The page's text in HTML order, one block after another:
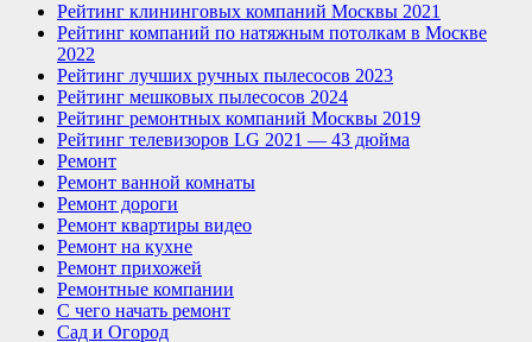
Рейтинг клининговых компаний Москвы 2021
Рейтинг компаний по натяжным потолкам в Москве
2022
Рейтинг лучших ручных пылесосов 2023
Рейтинг мешковых пылесосов 2024
Рейтинг ремонтных компаний Москвы 2019
Рейтинг телевизоров LG 2021 — 43 дюйма
Ремонт
Ремонт ванной комнаты
Ремонт дороги
Ремонт квартиры видео
Ремонт на кухне
Ремонт прихожей
Ремонтные компании
С чего начать ремонт
Сад и Огород